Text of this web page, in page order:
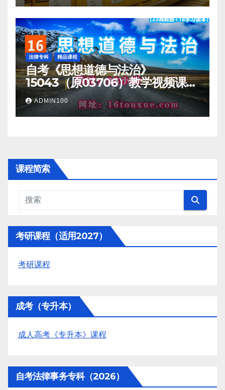
法律专科 精品课程
自考《思想道德与法治》
15043（原03706）教学视频课程
一路偷学网
ADMIN100
课程简索
考研课程（适用2027）
考研课程
成考（专升本）
成人高考《专升本》课程
自考法律事务专科（2026）